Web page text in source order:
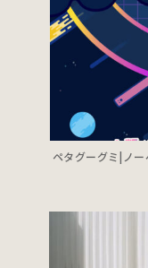
ペタグーグミ|ノ